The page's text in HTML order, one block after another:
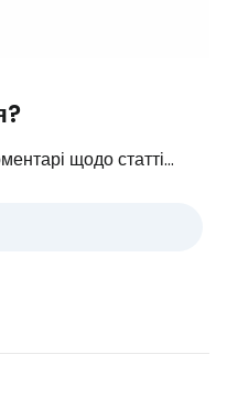
щодо статті...